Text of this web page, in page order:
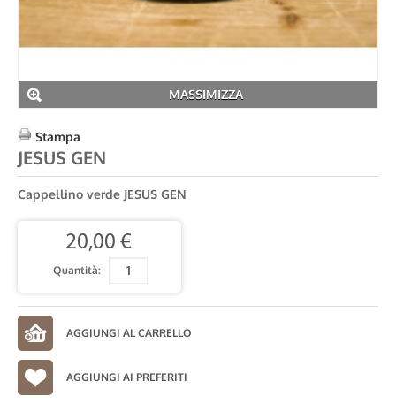
MASSIMIZZA
Stampa
JESUS GEN
Cappellino verde JESUS GEN
20,00 €
Quantità:
AGGIUNGI AI PREFERITI